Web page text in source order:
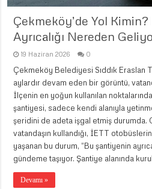
Çekmeköy’de Yol
Ayrıcalığı Nereden
19 Haziran 2026 0
Çekmeköy Belediyesi Sıddık Eraslan
aylardır devam eden bir görüntü,
İlçenin en yoğun kullanılan
şantiyesi, sadece kendi alanıyla
şeridini de adeta işgal etmiş durumda.
vatandaşın kullandığı, İETT
yaşanan bu durum, “Bu şantiyenin
gündeme taşıyor. Şantiye alanında
Devamı »